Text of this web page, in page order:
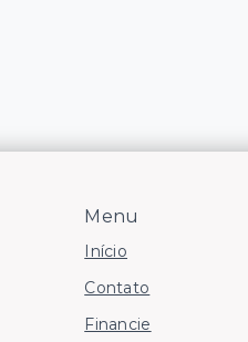
Menu
Início
Contato
Financie